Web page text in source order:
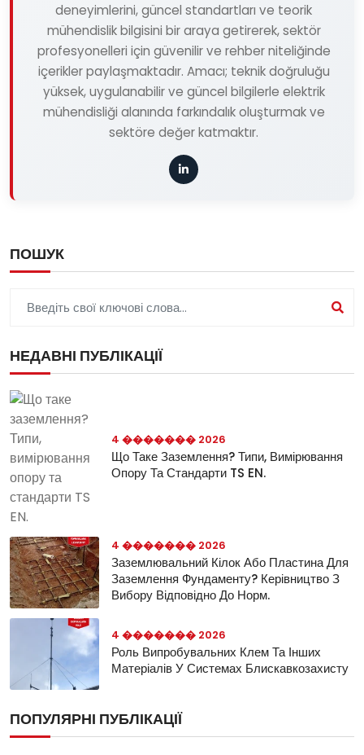
deneyimlerini, güncel standartları ve teorik
mühendislik bilgisini bir araya getirerek, sektör
profesyonelleri için güvenilir ve rehber niteliğinde
içerikler paylaşmaktadır. Amacı; teknik doğruluğu
yüksek, uygulanabilir ve güncel bilgilerle elektrik
mühendisliği alanında farkındalık oluşturmak ve
sektöre değer katmaktır.
ПОШУК
НЕДАВНІ ПУБЛІКАЦІЇ
4 ������� 2026
Що Таке Заземлення? Типи, Вимірювання
Опору Та Стандарти TS EN.
4 ������� 2026
Заземлювальний Кілок Або Пластина Для
Заземлення Фундаменту? Керівництво З
Вибору Відповідно До Норм.
4 ������� 2026
Роль Випробувальних Клем Та Інших
Матеріалів У Системах Блискавкозахисту
ПОПУЛЯРНІ ПУБЛІКАЦІЇ